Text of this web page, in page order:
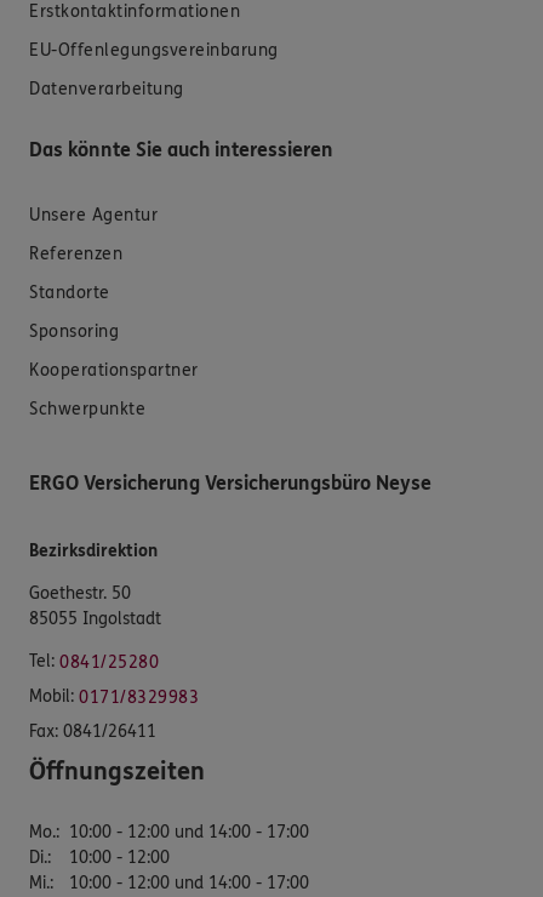
Erstkontaktinformationen
EU-Offenlegungsvereinbarung
Datenverarbeitung
Das könnte Sie auch interessieren
Unsere Agentur
Referenzen
Standorte
Sponsoring
Kooperationspartner
Schwerpunkte
ERGO Versicherung Versicherungsbüro Neyse
Bezirksdirektion
Goethestr. 50
85055 Ingolstadt
Tel: 0841/25280
Mobil: 0171/8329983
Fax: 0841/26411
Öffnungszeiten
Mo.: 10:00 - 12:00 und 14:00 - 17:00
Di.:
10:00 - 12:00
Mi.:
10:00 - 12:00 und 14:00 - 17:00